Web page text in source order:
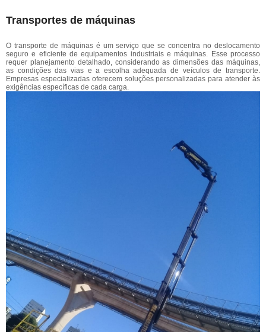
Transportes de máquinas
O transporte de máquinas é um serviço que se concentra no deslocamento
seguro e eficiente de equipamentos industriais e máquinas. Esse processo
requer planejamento detalhado, considerando as dimensões das máquinas,
as condições das vias e a escolha adequada de veículos de transporte.
Empresas especializadas oferecem soluções personalizadas para atender às
exigências específicas de cada carga.